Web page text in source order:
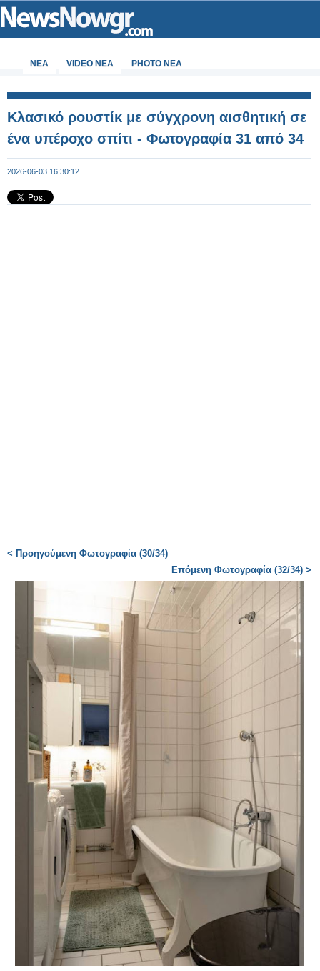
ΝΕΑ VIDEO NEA PHOTO NEA
Κλασικό ρουστίκ με σύγχρονη αισθητική σε
ένα υπέροχο σπίτι - Φωτογραφία 31 από 34
2026-06-03 16:30:12
< Προηγούμενη Φωτογραφία (30/34)
Επόμενη Φωτογραφία (32/34) >